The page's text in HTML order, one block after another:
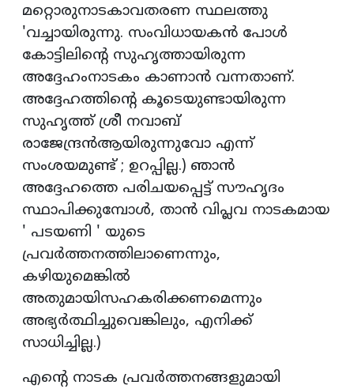
മറ്റൊരുനാടകാവതരണ സ്ഥലത്തു
'വച്ചായിരുന്നു. സംവിധായകൻ പോൾ
കോട്ടിലിന്റെ സുഹൃത്തായിരുന്ന
അദ്ദേഹംനാടകം കാണാൻ വന്നതാണ്.
അദ്ദേഹത്തിന്റെ കൂടെയുണ്ടായിരുന്ന
സുഹൃത്ത് ശ്രീ നവാബ്
രാജേന്ദ്രൻആയിരുന്നുവോ എന്ന്
സംശയമുണ്ട് ; ഉറപ്പില്ല.) ഞാൻ
അദ്ദേഹത്തെ പരിചയപ്പെട്ട് സൗഹൃദം
സ്ഥാപിക്കുമ്പോൾ, താൻ വിപ്ലവ നാടകമായ
' പടയണി ' യുടെ
പ്രവർത്തനത്തിലാണെന്നും,
കഴിയുമെങ്കിൽ
അതുമായിസഹകരിക്കണമെന്നും
അഭ്യർത്ഥിച്ചുവെങ്കിലും, എനിക്ക്
സാധിച്ചില്ല.)
എന്റെ നാടക പ്രവർത്തനങ്ങളുമായി